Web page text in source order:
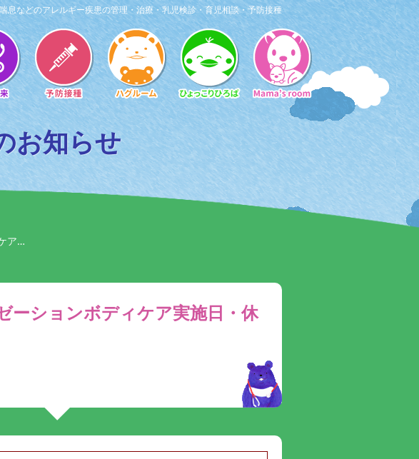
息などのアレルギー疾患の管理・治療・乳児検診・育児相談・予防接種
お知らせ
ア…
ーションボディケア実施日・休